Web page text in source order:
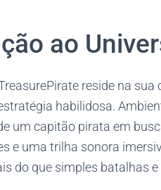
ao
reside na
habilidosa.
um capitão pirata em
e uma trilha sonora
do que simples batalhas